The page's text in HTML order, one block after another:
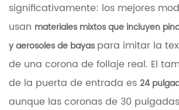
significativamente: los mejores
usan materiales mixtos que incluyen
y aerosoles de bayas para imitar la
de una corona de follaje real. El
de la puerta de entrada es 24
aunque las coronas de 30